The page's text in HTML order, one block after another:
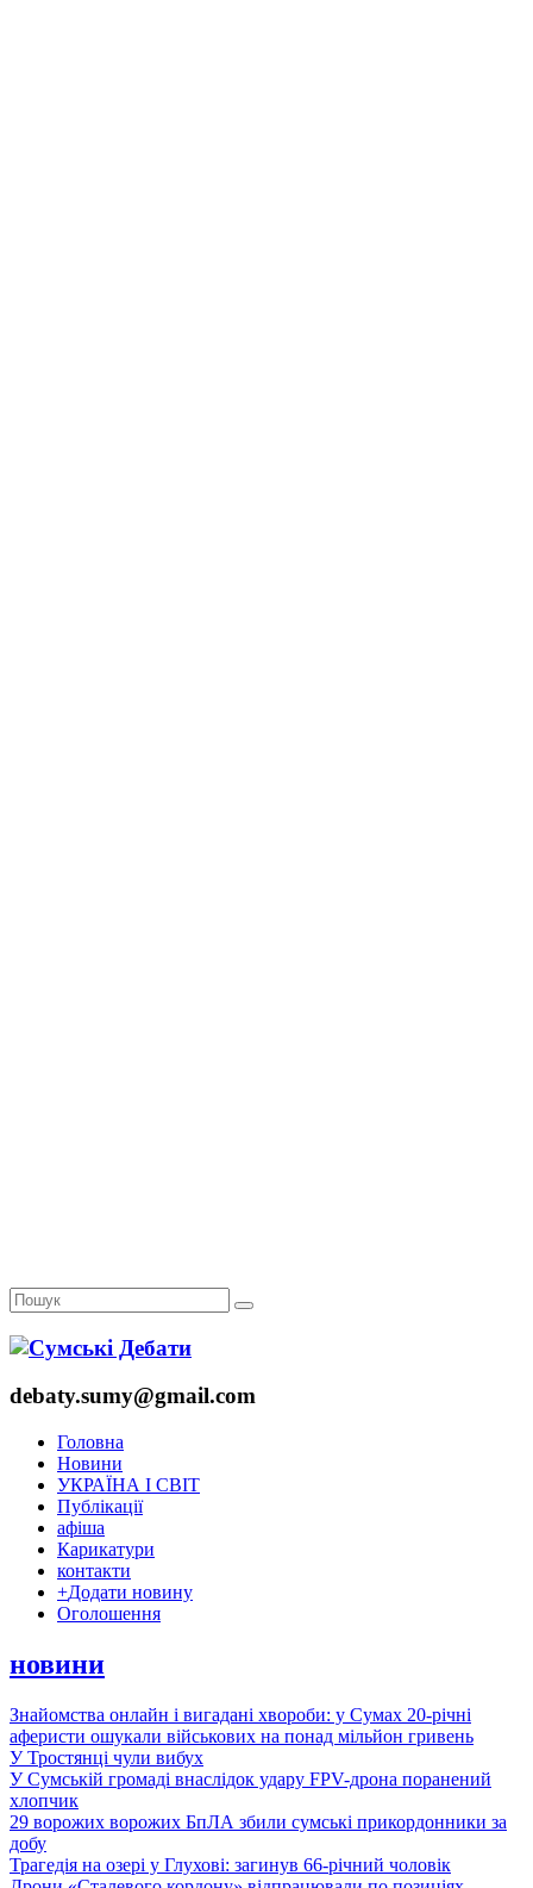
debaty.sumy@gmail.com
Головна
Новини
УКРАЇНА І СВІТ
Публікації
афіша
Карикатури
контакти
+Додати новину
Оголошення
новини
Знайомства онлайн і вигадані хвороби: у Сумах 20-річні
аферисти ошукали військових на понад мільйон гривень
У Тростянці чули вибух
У Сумській громаді внаслідок удару FPV-дрона поранений
хлопчик
29 ворожих ворожих БпЛА збили сумські прикордонники за
добу
Трагедія на озері у Глухові: загинув 66-річний чоловік